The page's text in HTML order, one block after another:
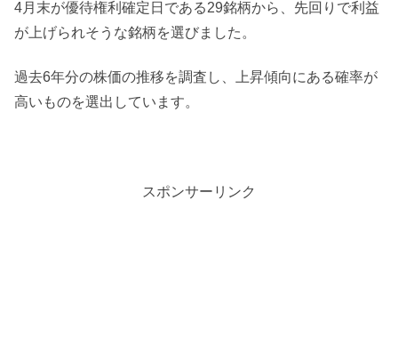
4月末が優待権利確定日である29銘柄から、先回りで利益
が上げられそうな銘柄を選びました。
過去6年分の株価の推移を調査し、上昇傾向にある確率が
高いものを選出しています。
スポンサーリンク